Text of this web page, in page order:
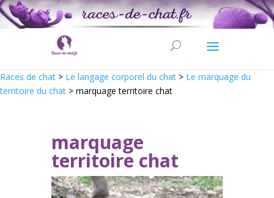
Races de chat > Le langage corporel du chat > Le marquage du
territoire du chat > marquage territoire chat
marquage
territoire chat